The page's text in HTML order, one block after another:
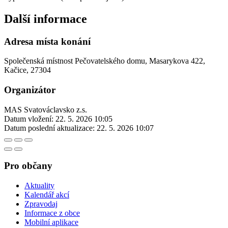
Další informace
Adresa místa konání
Společenská místnost Pečovatelského domu, Masarykova 422,
Kačice, 27304
Organizátor
MAS Svatováclavsko z.s.
Datum vložení: 22. 5. 2026 10:05
Datum poslední aktualizace: 22. 5. 2026 10:07
Pro občany
Aktuality
Kalendář akcí
Zpravodaj
Informace z obce
Mobilní aplikace